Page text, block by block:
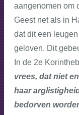
aangenomen om
Geest net als in
dat dit een
geloven. Dit
In de 2e
vrees, dat niet
haar
bedorven